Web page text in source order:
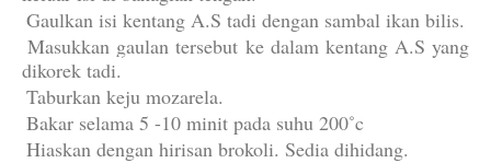
Gaulkan isi kentang A.S tadi dengan sambal ikan bilis.
Masukkan gaulan tersebut ke dalam kentang A.S yang
dikorek tadi.
Taburkan keju mozarela.
Bakar selama 5 -10 minit pada suhu 200˚c
Hiaskan dengan hirisan brokoli. Sedia dihidang.